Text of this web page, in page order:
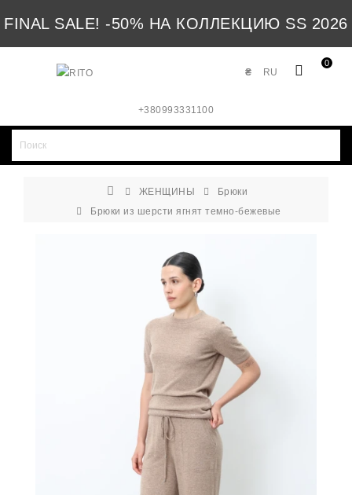
FINAL SALE! -50% НА КОЛЛЕКЦИЮ SS 2026
0
RU
₴
+380993331100
ЖЕНЩИНЫ
Брюки
Брюки из шерсти ягнят темно-бежевые